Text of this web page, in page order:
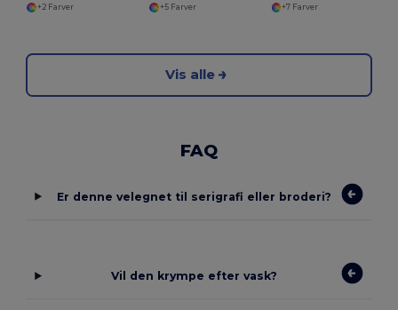
+2 Farver
+5 Farver
+7 Farver
Vis alle
FAQ
Er denne velegnet til serigrafi eller broderi?
Vil den krympe efter vask?